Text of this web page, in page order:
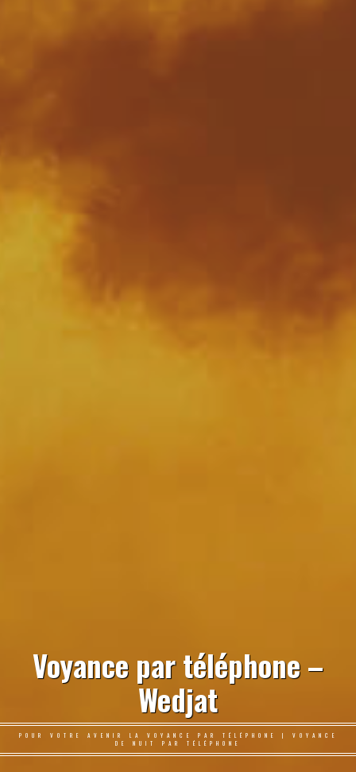
Voyance par téléphone –
Wedjat
POUR VOTRE AVENIR LA VOYANCE PAR TÉLÉPHONE | VOYANCE
DE NUIT PAR TÉLÉPHONE